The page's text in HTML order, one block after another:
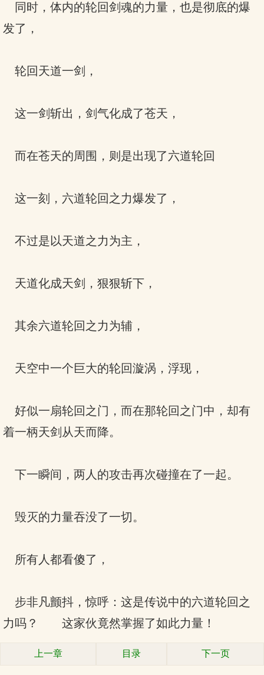
同时，体内的轮回剑魂的力量，也是彻底的爆
发了，
轮回天道一剑，
这一剑斩出，剑气化成了苍天，
而在苍天的周围，则是出现了六道轮回
这一刻，六道轮回之力爆发了，
不过是以天道之力为主，
天道化成天剑，狠狠斩下，
其余六道轮回之力为辅，
天空中一个巨大的轮回漩涡，浮现，
好似一扇轮回之门，而在那轮回之门中，却有
着一柄天剑从天而降。
下一瞬间，两人的攻击再次碰撞在了一起。
毁灭的力量吞没了一切。
所有人都看傻了，
步非凡颤抖，惊呼：这是传说中的六道轮回之
力吗？ 这家伙竟然掌握了如此力量！
上一章 目录 下一页